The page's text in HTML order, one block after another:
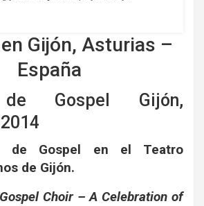
Gijón, Asturias –
España
de Gospel Gijón,
de Gospel en el Teatro
de Gijón.
Choir – A Celebration of